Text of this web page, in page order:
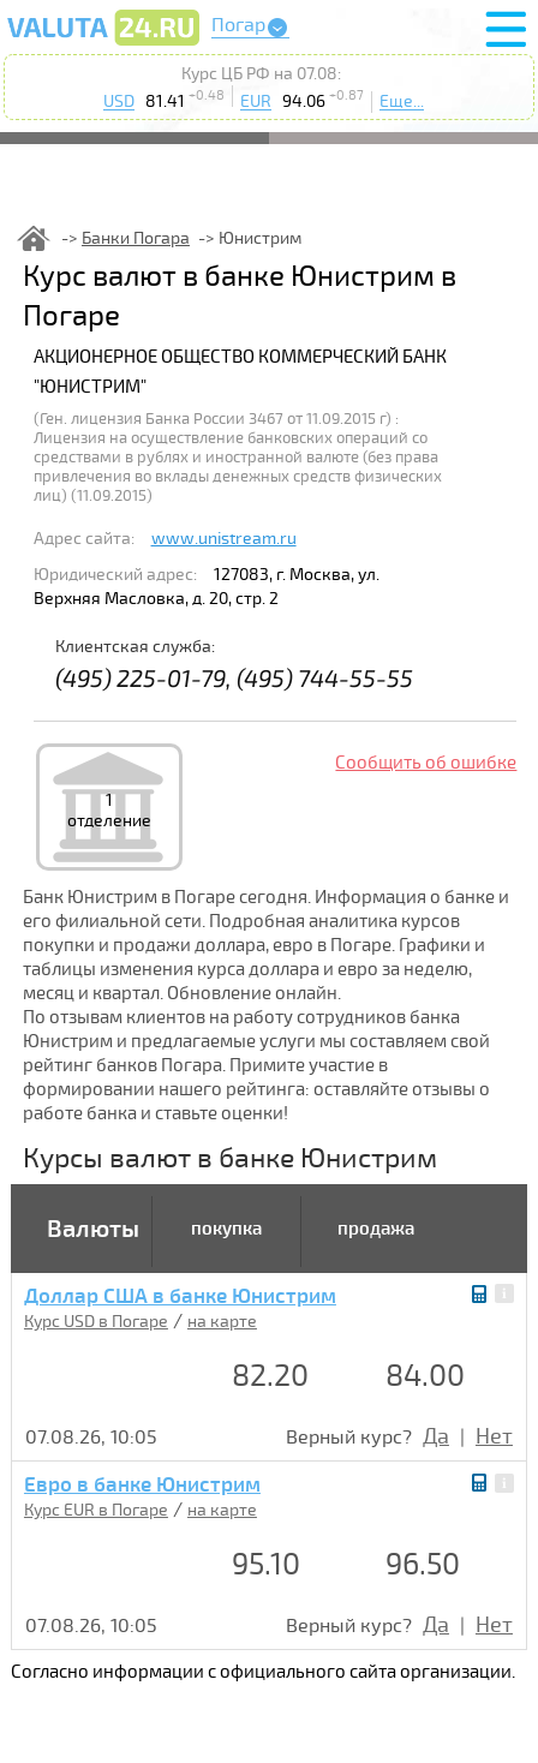
Погар
Курс ЦБ РФ на 07.08:
USD 81.41 +0.48 EUR 94.06 +0.87 Еще...
Банки Погара Юнистрим
Курс валют в банке Юнистрим в
Погаре
АКЦИОНЕРНОЕ ОБЩЕСТВО КОММЕРЧЕСКИЙ БАНК
"ЮНИСТРИМ"
(Ген. лицензия Банка России 3467 от 11.09.2015 г) :
Лицензия на осуществление банковских операций со
средствами в рублях и иностранной валюте (без права
привлечения во вклады денежных средств физических
лиц) (11.09.2015)
Адрес сайта:
www.unistream.ru
Юридический адрес:
127083, г. Москва, ул.
Верхняя Масловка, д. 20, стр. 2
Клиентская служба:
(495) 225-01-79, (495) 744-55-55
1
отделение
Сообщить об ошибке
Банк Юнистрим в Погаре сегодня. Информация о банке и
его филиальной сети. Подробная аналитика курсов
покупки и продажи доллара, евро в Погаре. Графики и
таблицы изменения курса доллара и евро за неделю,
месяц и квартал. Обновление онлайн.
По отзывам клиентов на работу сотрудников банка
Юнистрим и предлагаемые услуги мы составляем свой
рейтинг банков Погара. Примите участие в
формировании нашего рейтинга: оставляйте отзывы о
работе банка и ставьте оценки!
Курсы валют в банке Юнистрим
Валюты покупка продажа
Доллар США в банке Юнистрим
Курс USD в Погаре / на карте
82.20 84.00
07.08.26, 10:05 Верный курс? Да | Нет
Евро в банке Юнистрим
Курс EUR в Погаре / на карте
95.10 96.50
07.08.26, 10:05 Верный курс? Да | Нет
Согласно информации с официального сайта организации.